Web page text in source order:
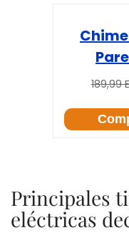
189,99
Principales
eléctricas